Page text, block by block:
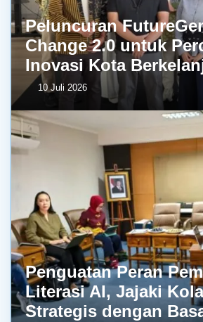
Peluncuran
Change 2.0 untuk
Inovasi Kota
10 Juli 2026
Penguatan Peran
Literasi AI, Jajaki
Strategis dengan